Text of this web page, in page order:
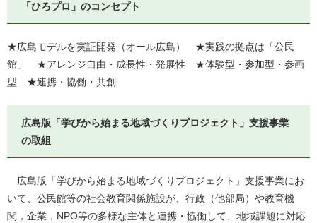
「ひろプロ」のコンセプト
★広島モデルを実証開発（オール広島） ★実践の拠点は「公民
館」 ★アレンジ自由・成長性・発展性 ★体験型・参加型・参画
型 ★連携・協働・共創
広島版「学びから始まる地域づくりプロジェクト」支援事業
の取組
広島版「学びから始まる地域づくりプロジェクト」支援事業にお
いて、 公民館等の社会教育関係施設が、行政（他部局）や教育機
関，企業，NPO等の多様な主体と連携・協働して、地域課題に対応